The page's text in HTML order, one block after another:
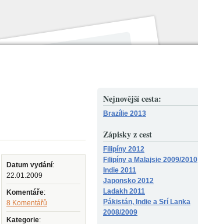
Datum vydání:
22.01.2009
Komentáře:
8 Komentářů
Kategorie:
Nejnovější cesta:
Brazílie 2013
Zápisky z cest
Filipíny 2012
Filipíny a Malajsie 2009/2010
Indie 2011
Japonsko 2012
Ladakh 2011
Pákistán, Indie a Srí Lanka
2008/2009